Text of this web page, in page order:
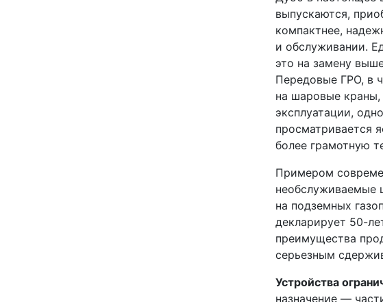
выпускаются,
компактнее,
и обслуживании.
это на замену
Передовые ГРО, в
на шаровые краны,
эксплуатации,
просматривается
более грамотную
Примером
необслуживаемые
на подземных
декларирует 50-
преимущества
серьезным
Устройства
назначение —